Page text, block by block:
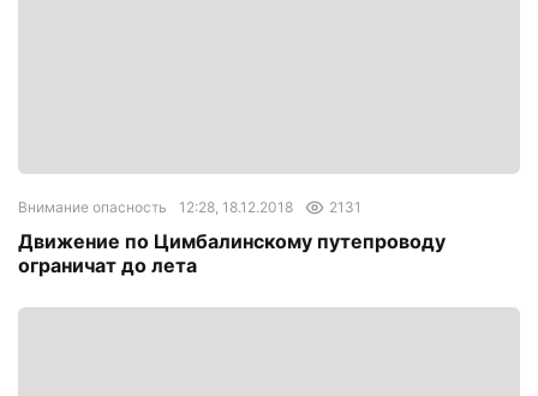
Внимание опасность 12:28, 18.12.2018 2131
Движение по Цимбалинскому путепроводу
ограничат до лета